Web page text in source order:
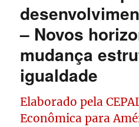
– Novos
mudança
igualdade
Elaborado pela
Econômica para